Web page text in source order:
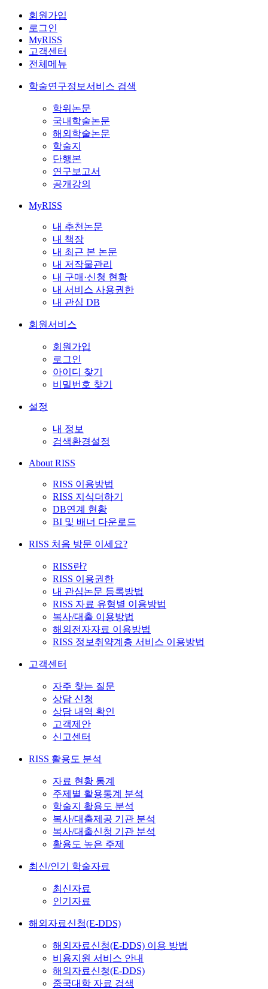
회원가입
로그인
MyRISS
고객센터
전체메뉴
학술연구정보서비스 검색
학위논문
국내학술논문
해외학술논문
학술지
단행본
연구보고서
공개강의
MyRISS
내 추천논문
내 책장
내 최근 본 논문
내 저작물관리
내 구매·신청 현황
내 서비스 사용권한
내 관심 DB
회원서비스
회원가입
로그인
아이디 찾기
비밀번호 찾기
설정
내 정보
검색환경설정
About RISS
RISS 이용방법
RISS 지식더하기
DB연계 현황
BI 및 배너 다운로드
RISS 처음 방문 이세요?
RISS란?
RISS 이용권한
내 관심논문 등록방법
RISS 자료 유형별 이용방법
복사/대출 이용방법
해외전자자료 이용방법
RISS 정보취약계층 서비스 이용방법
고객센터
자주 찾는 질문
상담 신청
상담 내역 확인
고객제안
신고센터
RISS 활용도 분석
자료 현황 통계
주제별 활용통계 분석
학술지 활용도 분석
복사/대출제공 기관 분석
복사/대출신청 기관 분석
활용도 높은 주제
최신/인기 학술자료
최신자료
인기자료
해외자료신청(E-DDS)
해외자료신청(E-DDS) 이용 방법
비용지원 서비스 안내
해외자료신청(E-DDS)
중국대학 자료 검색